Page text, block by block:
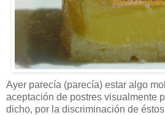
Ayer parecía (parecía) estar algo
aceptación de postres visualmente
dicho, por la discriminación de